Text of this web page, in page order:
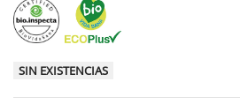
SIN EXISTENCIAS